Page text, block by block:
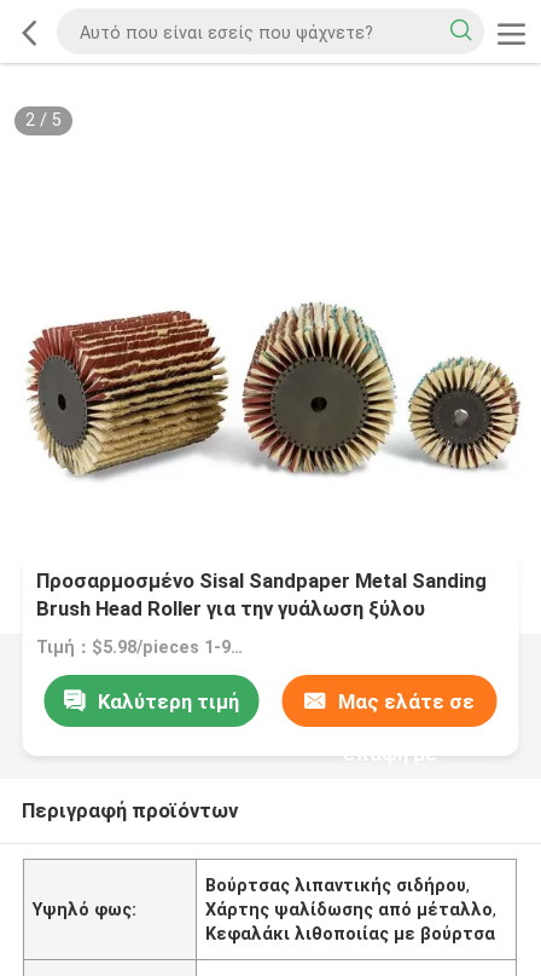
2/ 5
Προσαρμοσμένο Sisal Sandpaper Metal Sanding
Brush Head Roller για την γυάλωση ξύλου
Τιμή：$5.98/pieces 1-9 pieces
Καλύτερη τιμή Μας ελάτε σε
επαφή με
Περιγραφή προϊόντων
Υψηλό φως:
Βούρτσας λιπαντικής σιδήρου,
Χάρτης ψαλίδωσης από μέταλλο,
Κεφαλάκι λιθοποιίας με βούρτσα